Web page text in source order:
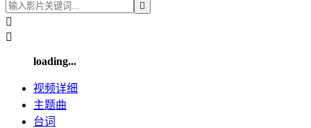



loading...
视频详细
主题曲
台词